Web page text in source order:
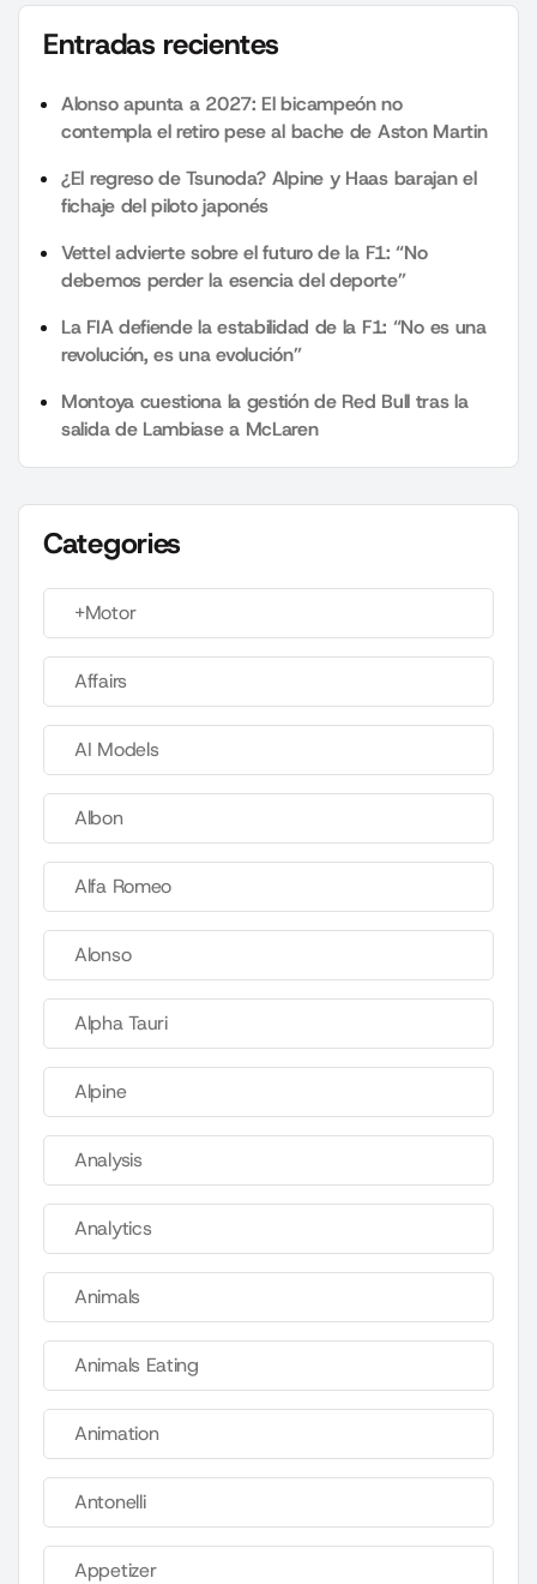
Entradas recientes
Alonso apunta a 2027: El bicampeón no
contempla el retiro pese al bache de Aston Martin
¿El regreso de Tsunoda? Alpine y Haas barajan el
fichaje del piloto japonés
Vettel advierte sobre el futuro de la F1: “No
debemos perder la esencia del deporte”
La FIA defiende la estabilidad de la F1: “No es una
revolución, es una evolución”
Montoya cuestiona la gestión de Red Bull tras la
salida de Lambiase a McLaren
Categories
+Motor
Affairs
AI Models
Albon
Alfa Romeo
Alonso
Alpha Tauri
Alpine
Analysis
Analytics
Animals
Animals Eating
Animation
Antonelli
Appetizer